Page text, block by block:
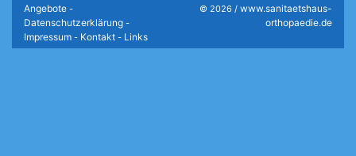
Angebote -
Datenschutzerklärung -
Impressum - Kontakt - Links
© 2026 / www.sanitaetshaus-
orthopaedie.de